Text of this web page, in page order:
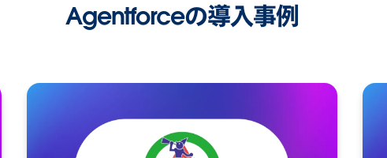
Agentforceの導入事例